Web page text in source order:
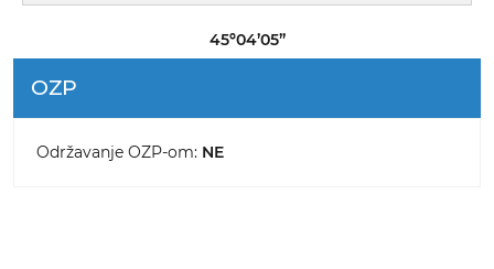
45º04’05”
OZP
Održavanje OZP-om: NE